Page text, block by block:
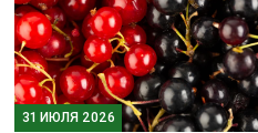
31 ИЮЛЯ 2026